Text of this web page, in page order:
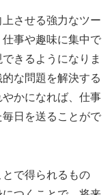
させる強力なツー
事や趣味に集中で
きるようになりま
な問題を解決する
かになれば、仕事
日を送ることがで
で得られるもの